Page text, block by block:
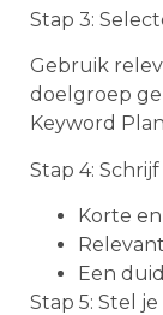
Stap 3:
Gebruik
doelgroep
Keyword
Stap 4:
Korte
Een
Stap 5: Stel